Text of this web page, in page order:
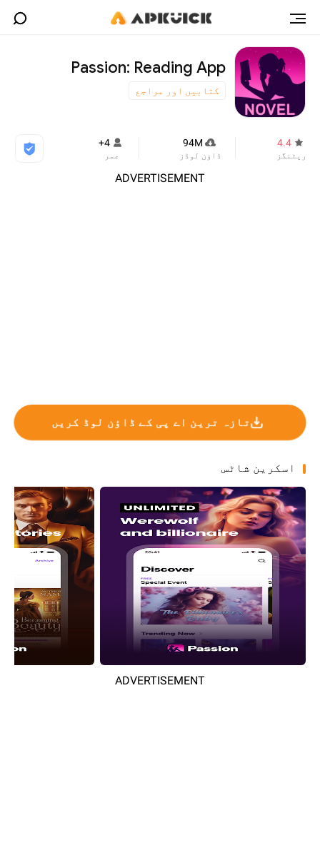
Passion: Reading App
کتابیں اور مراجع
4.4
ریٹنگز
94M
ڈاؤن لوڈز
4+
عمر
ADVERTISEMENT
تازہ ترین اے پی کے ڈاؤن لوڈ کریں
اسکرین شاٹس
ADVERTISEMENT